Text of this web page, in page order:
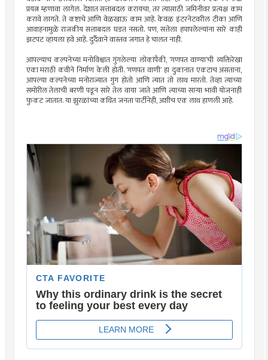
प्रयत्न म्हणावा लागेल. देशात सत्ताबदल करायचा, तर त्यासाठी जमिनीवर प्रत्यक्ष काम
करावे लागते. ते कष्टाचे आणि वेळखाऊ काम आहे. केवळ इंटरनेटवरील टीका आणि
आवाहनामुळे राजकीय सत्ताबदल घडत नसतो. पण, सत्तेला हपापलेल्यांना सारे काही
झटपट व्हायला हवे आहे. दुर्दैवाने वास्तव जगात हे चालत नाही.
आपल्याच कल्पनेच्या मनोविश्वात गुंगलेल्या लोकांपैकी, ‘गणपत वाण्या’ची व्यक्तिरेखा
एका मराठी कवीने निर्माण केली होती. ‘गणपत वाणी’ हा दुकानात एकटाच असताना,
आपल्या कल्पनेच्या मनोराज्यात गुंग होतो आणि त्यात तो लाथ मारतो. तेव्हा त्याच्या
समोरील तेलाची बरणी पडून सारे तेल वाया जाते आणि त्याच्या सार्‍या भावी योजनाही
फुकट जातात. या झुरळांच्या कथित जनता पार्टीनेही, अशीच एक लाथ हाणली आहे.